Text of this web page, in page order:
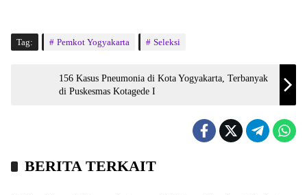
Tag: Pemkot Yogyakarta Seleksi
156 Kasus Pneumonia di Kota Yogyakarta, Terbanyak
di Puskesmas Kotagede I
BERITA TERKAIT
Profil